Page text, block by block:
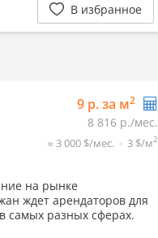
В избранное
9 р. за м2
8 816 р./мес.
≈ 3 000 $/мес. 3 $/м2
на рынке
ждет арендаторов для
самых разных сферах.